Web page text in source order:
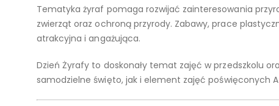
Tematyka żyraf pomaga rozwijać zainteresowania
zwierząt oraz ochroną przyrody. Zabawy, prace
atrakcyjna i angażująca.
Dzień Żyrafy to doskonały temat zajęć w przedszkolu
samodzielne święto, jak i element zajęć poświęconych